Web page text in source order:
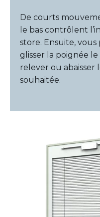
De courts
le bas contrôlent
store. Ensuite,
glisser la poignée
relever ou abaisser
souhaitée.